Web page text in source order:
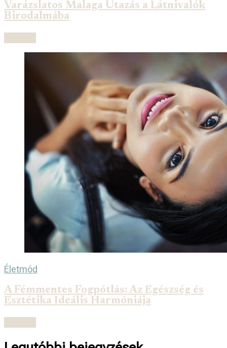
Varázslatos Malaga Utazás a Látnivalók
Birodalmába
Életmód
A Fémmentes Fogpótlás: Az Egészség és
Esztétika Ideális Harmóniája